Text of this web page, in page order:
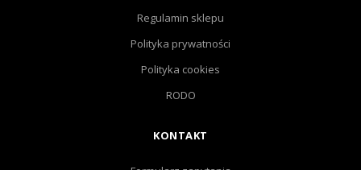
Regulamin sklepu
Polityka prywatności
Polityka cookies
RODO
KONTAKT